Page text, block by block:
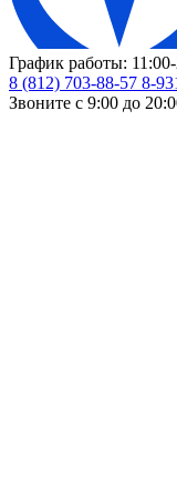
График работы:
8 (812) 703-88-57 8-
Звоните с 9:00 до